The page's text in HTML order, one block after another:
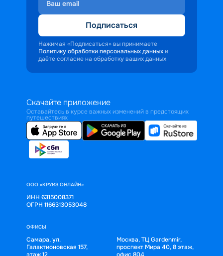
Подписаться
Нажимая «Подписаться» вы принимаете
Политику обработки персональных данных и
даёте согласие на обработку ваших данных
Скачайте приложение
Оставайтесь в курсе важных изменений в предстоящих
путешествиях
ООО «КРУИЗ.ОНЛАЙН»
ИНН 6315008371
ОГРН 1166313053048
ОФИСЫ
Самара, ул.
Галактионовская 157,
Москва, ТЦ Gardenmir,
проспект Мира 40, 8 этаж,